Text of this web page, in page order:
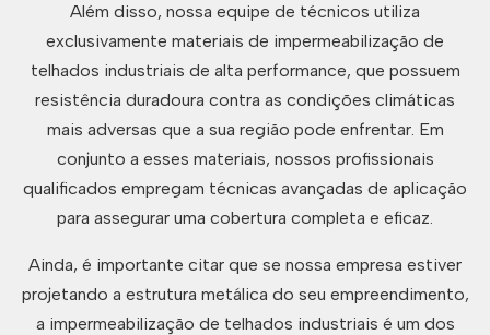
Além disso, nossa equipe de técnicos utiliza
exclusivamente materiais de impermeabilização de
telhados industriais de alta performance, que possuem
resistência duradoura contra as condições climáticas
mais adversas que a sua região pode enfrentar. Em
conjunto a esses materiais, nossos profissionais
qualificados empregam técnicas avançadas de aplicação
para assegurar uma cobertura completa e eficaz.
Ainda, é importante citar que se nossa empresa estiver
projetando a estrutura metálica do seu empreendimento,
a impermeabilização de telhados industriais é um dos